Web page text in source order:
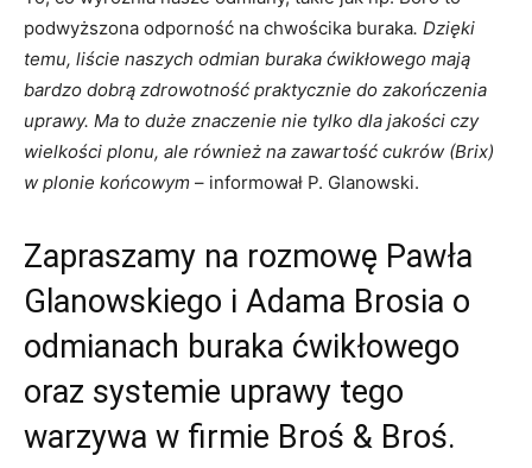
podwyższona odporność na chwościka buraka. Dzięki
temu, liście naszych odmian buraka ćwikłowego mają
bardzo dobrą zdrowotność praktycznie do zakończenia
uprawy. Ma to duże znaczenie nie tylko dla jakości czy
wielkości plonu, ale również na zawartość cukrów (Brix)
w plonie końcowym – informował P. Glanowski.
Zapraszamy na rozmowę Pawła
Glanowskiego i Adama Brosia o
odmianach buraka ćwikłowego
oraz systemie uprawy tego
warzywa w firmie Broś & Broś.